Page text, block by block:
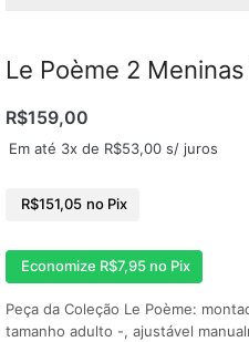
Le Poème 2
R$159,00
Em até 3x de R$53,00 s/ juros
R$151,05 no Pix
Economize R$7,95 no Pix
Peça da Coleção Le Poème:
tamanho adulto -, ajustável